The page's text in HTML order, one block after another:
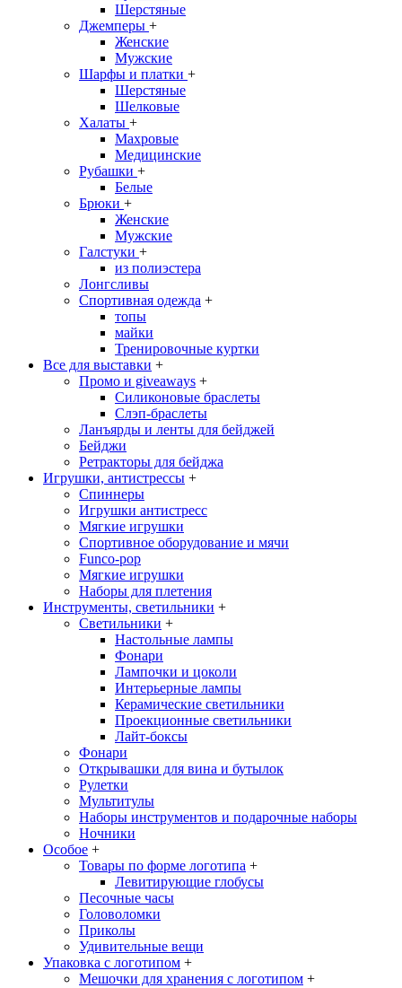
Шерстяные
Джемперы +
Женские
Мужские
Шарфы и платки +
Шерстяные
Шелковые
Халаты +
Махровые
Медицинские
Рубашки +
Белые
Брюки +
Женские
Мужские
Галстуки +
из полиэстера
Лонгсливы
Спортивная одежда +
топы
майки
Тренировочные куртки
Все для выставки +
Промо и giveaways +
Силиконовые браслеты
Cлэп-браслеты
Ланъярды и ленты для бейджей
Бейджи
Ретракторы для бейджа
Игрушки, антистрессы +
Спиннеры
Игрушки антистресс
Мягкие игрушки
Спортивное оборудование и мячи
Funco-pop
Мягкие игрушки
Наборы для плетения
Инструменты, светильники +
Светильники +
Настольные лампы
Фонари
Лампочки и цоколи
Интерьерные лампы
Керамические светильники
Проекционные светильники
Лайт-боксы
Фонари
Открывашки для вина и бутылок
Рулетки
Мультитулы
Наборы инструментов и подарочные наборы
Ночники
Особое +
Товары по форме логотипа +
Левитирующие глобусы
Песочные часы
Головоломки
Приколы
Удивительные вещи
Упаковка с логотипом +
Мешочки для хранения с логотипом +